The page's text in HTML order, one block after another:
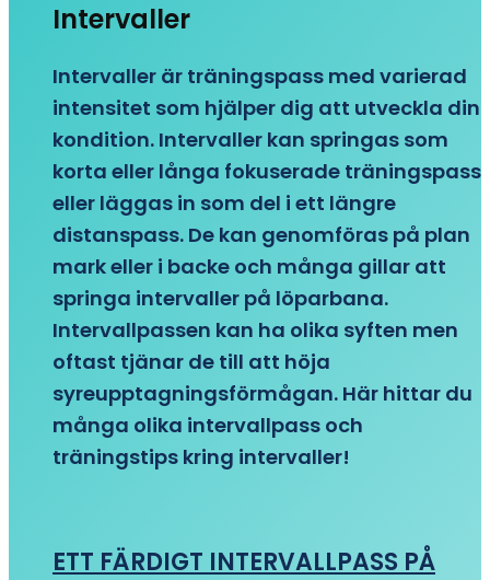
Intervaller
Intervaller är träningspass med varierad
intensitet som hjälper dig att utveckla din
kondition. Intervaller kan springas som
korta eller långa fokuserade träningspass
eller läggas in som del i ett längre
distanspass. De kan genomföras på plan
mark eller i backe och många gillar att
springa intervaller på löparbana.
Intervallpassen kan ha olika syften men
oftast tjänar de till att höja
syreupptagningsförmågan. Här hittar du
många olika intervallpass och
träningstips kring intervaller!
ETT FÄRDIGT INTERVALLPASS PÅ